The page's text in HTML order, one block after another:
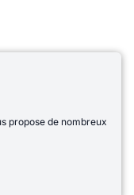
propose de nombreux